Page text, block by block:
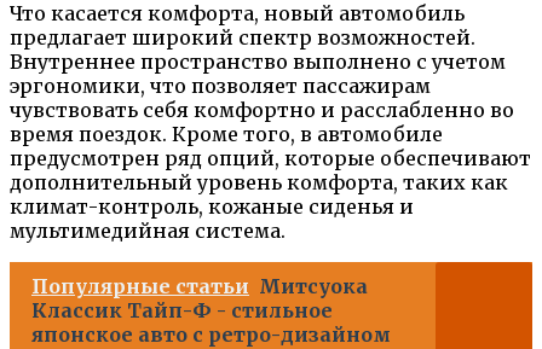
Что касается комфорта, новый автомобиль
предлагает широкий спектр возможностей.
Внутреннее пространство выполнено с учетом
эргономики, что позволяет пассажирам
чувствовать себя комфортно и расслабленно во
время поездок. Кроме того, в автомобиле
предусмотрен ряд опций, которые обеспечивают
дополнительный уровень комфорта, таких как
климат-контроль, кожаные сиденья и
мультимедийная система.
Популярные статьи Митсуока
Классик Тайп-Ф - стильное
японское авто с ретро-дизайном